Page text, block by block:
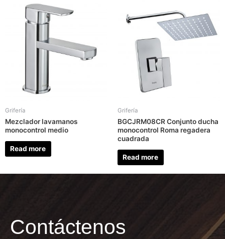
Grifería
Mezclador lavamanos
monocontrol medio
Read more
Grifería
BGCJRM08CR Conjunto ducha
monocontrol Roma regadera
cuadrada
Read more
Contáctenos